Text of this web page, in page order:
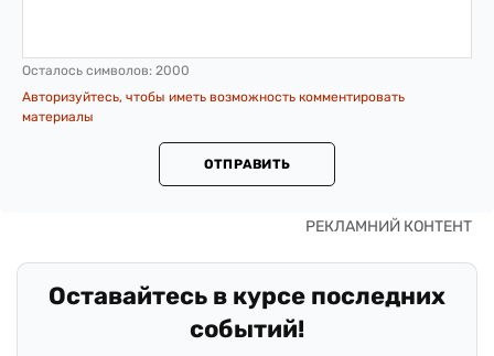
Осталось символов: 2000
Авторизуйтесь, чтобы иметь возможность комментировать
материалы
ОТПРАВИТЬ
Оставайтесь в курсе последних
событий!